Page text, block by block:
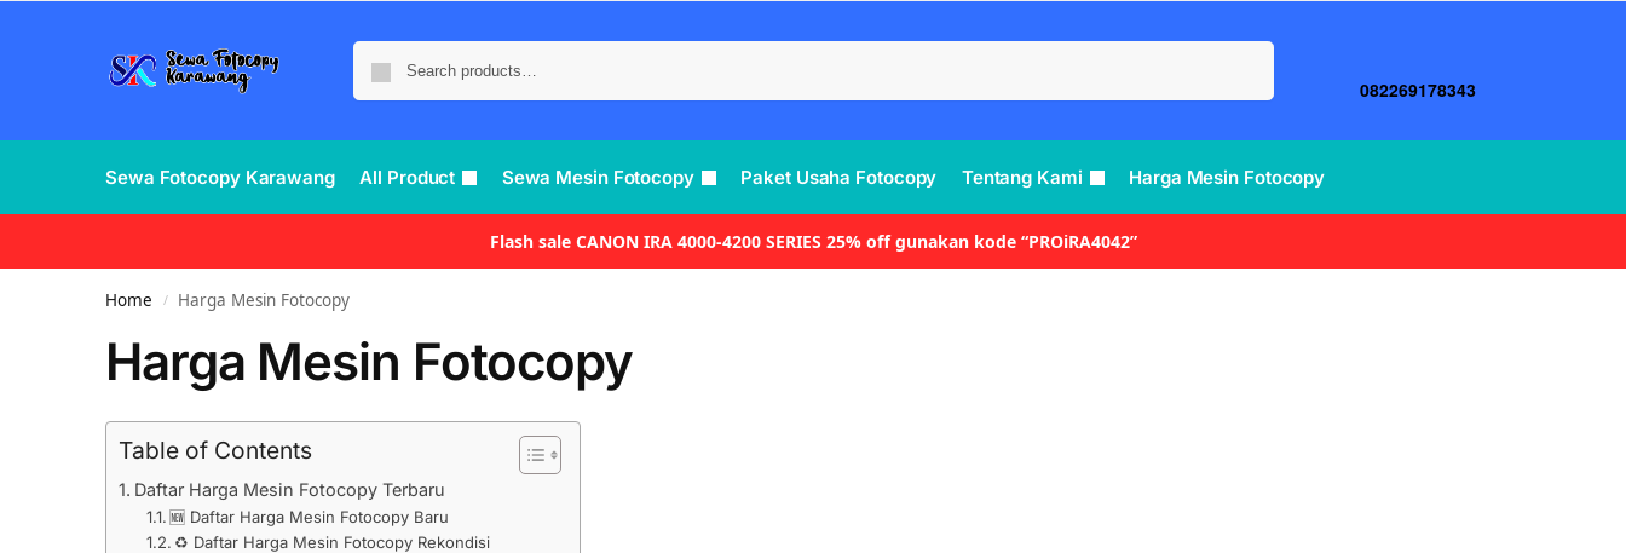
082269178343
Sewa Fotocopy Karawang All Product Sewa Mesin Fotocopy Paket Usaha Fotocopy Tentang Kami Harga Mesin Fotocopy
Flash sale CANON IRA 4000-4200 SERIES 25% off gunakan kode “PROiRA4042”
Home / Harga Mesin Fotocopy
Harga Mesin Fotocopy
Table of Contents
Daftar Harga Mesin Fotocopy Terbaru
🆕 Daftar Harga Mesin Fotocopy Baru
♻️ Daftar Harga Mesin Fotocopy Rekondisi